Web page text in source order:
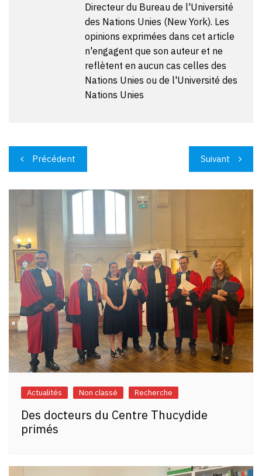
Directeur du Bureau de l'Université
des Nations Unies (New York). Les
opinions exprimées dans cet article
n'engagent que son auteur et ne
reflètent en aucun cas celles des
Nations Unies ou de l'Université des
Nations Unies
Navigation
de
l’article
Précédent Suivant
Actualités Non classé Recherche
Des docteurs du Centre Thucydide
primés